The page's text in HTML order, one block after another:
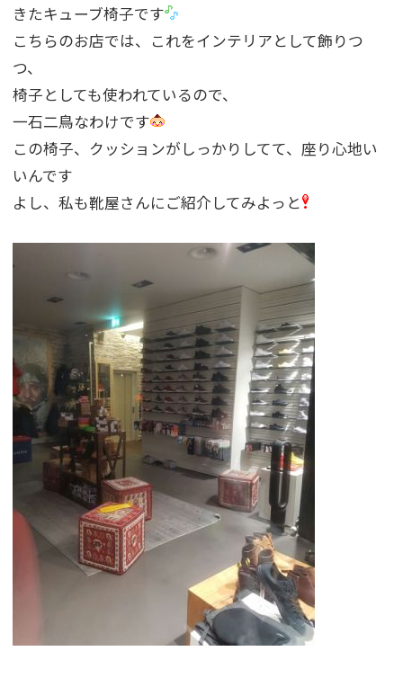
きたキューブ椅子です
こちらのお店では、これをインテリアとして飾りつ
つ、
椅子としても使われているので、
一石二鳥なわけです
この椅子、クッションがしっかりしてて、座り心地い
いんです
よし、私も靴屋さんにご紹介してみよっと